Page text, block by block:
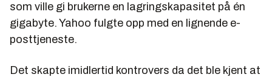
som ville gi brukerne en lagringskapasitet på én
gigabyte. Yahoo fulgte opp med en lignende e-
posttjeneste.
Det skapte imidlertid kontrovers da det ble kjent at